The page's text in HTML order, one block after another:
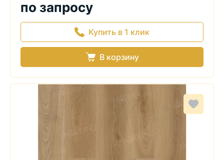
по запросу
Купить в 1 клик
В корзину